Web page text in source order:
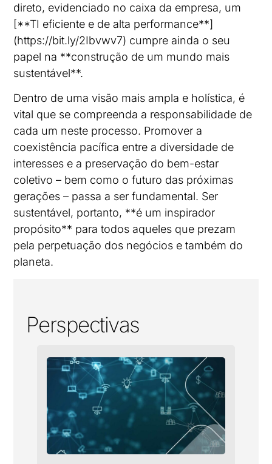
direto, evidenciado no caixa da empresa, um
[**TI eficiente e de alta performance**]
(https://bit.ly/2Ibvwv7) cumpre ainda o seu
papel na **construção de um mundo mais
sustentável**.
Dentro de uma visão mais ampla e holística, é
vital que se compreenda a responsabilidade de
cada um neste processo. Promover a
coexistência pacífica entre a diversidade de
interesses e a preservação do bem-estar
coletivo – bem como o futuro das próximas
gerações – passa a ser fundamental. Ser
sustentável, portanto, **é um inspirador
propósito** para todos aqueles que prezam
pela perpetuação dos negócios e também do
planeta.
Perspectivas